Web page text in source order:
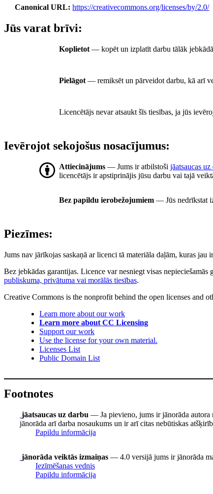
Canonical URL https://creativecommons.org/licenses/by/2.0/
Jūs varat brīvi:
Koplietot — kopēt un izplatīt darbu tālāk
Pielāgot — remiksēt un pārveidot darbu, kā arī
Licencētājs nevar atsaukt šīs tiesības, ja jūs
Ievērojot sekojošus nosacījumus:
Attiecinājums — Jums ir atbilstoši jāatsaucas uz
licencētājs ir apstiprinājis jūsu darbu vai tajā
Bez papildu ierobežojumiem — Jūs nedrīkstat
Piezīmes:
Jums nav jārīkojas saskaņā ar licenci tā materiāla daļām, kuras jau
Bez jebkādas garantijas. Licence var nesniegt visas
publiskuma, privātuma vai morālās tiesības.
Creative Commons is the nonprofit behind the open licenses and
Learn more about our work
Learn more about CC Licensing
Support our work
Use the license for your own material.
Licenses List
Public Domain List
Footnotes
jāatsaucas uz darbu — Ja pievieno, jums ir jānorāda autora
jānorāda arī darba nosaukums un ir arī citas nebūtiskas
Papildu informācija
jānorāda veiktās izmaiņas — 4.0 versijā jums ir jānorāda
Iezīmēšanas vednis
Papildu informācija